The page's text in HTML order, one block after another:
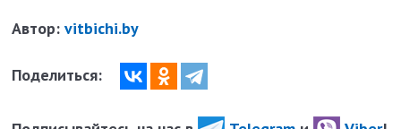
Автор:vitbichi.by
Поделиться: